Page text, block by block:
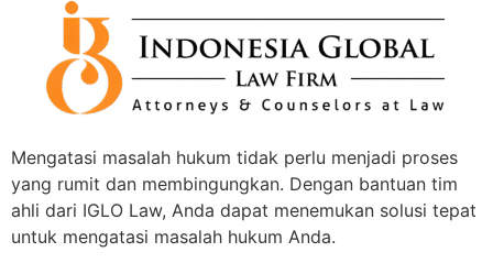
Mengatasi masalah hukum tidak perlu menjadi proses
yang rumit dan membingungkan. Dengan bantuan tim
ahli dari IGLO Law, Anda dapat menemukan solusi tepat
untuk mengatasi masalah hukum Anda.